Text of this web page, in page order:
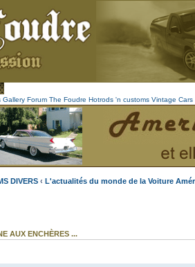
Gallery Forum The Foudre Hotrods 'n customs Vintage Cars
DIVERS ‹ L'actualités du monde de la Voiture
AUX ENCHÈRES ...